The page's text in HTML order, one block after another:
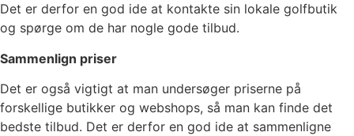
Det er derfor en god ide at kontakte sin lokale golfbutik
og spørge om de har nogle gode tilbud.
Sammenlign priser
Det er også vigtigt at man undersøger priserne på
forskellige butikker og webshops, så man kan finde det
bedste tilbud. Det er derfor en god ide at sammenligne